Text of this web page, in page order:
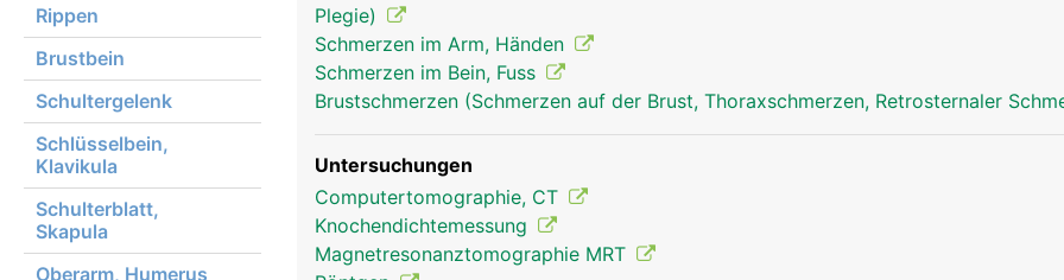
Rippen
Brustbein
Schultergelenk
Schlüsselbein,
Klavikula
Schulterblatt,
Skapula
Oberarm, Humerus
Frau
Plegie)
Schmerzen im Arm, Händen
Schmerzen im Bein, Fuss
Brustschmerzen (Schmerzen auf der Brust, Thoraxschmerzen, Retrosternaler
Untersuchungen
Computertomographie, CT
Knochendichtemessung
Magnetresonanztomographie MRT